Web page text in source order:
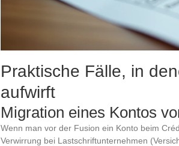
Praktische Fälle, in
aufwirft
Migration eines Kontos
Wenn man vor der Fusion ein Konto beim
Verwirrung bei Lastschriftunternehmen